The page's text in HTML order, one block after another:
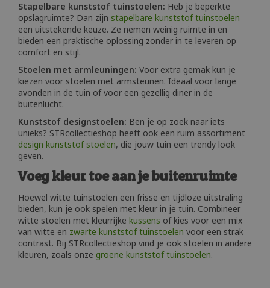
Stapelbare kunststof tuinstoelen: Heb je beperkte
opslagruimte? Dan zijn stapelbare kunststof tuinstoelen
een uitstekende keuze. Ze nemen weinig ruimte in en
bieden een praktische oplossing zonder in te leveren op
comfort en stijl.
Stoelen met armleuningen: Voor extra gemak kun je
kiezen voor stoelen met armsteunen. Ideaal voor lange
avonden in de tuin of voor een gezellig diner in de
buitenlucht.
Kunststof designstoelen: Ben je op zoek naar iets
unieks? STRcollectieshop heeft ook een ruim assortiment
design kunststof stoelen, die jouw tuin een trendy look
geven.
Voeg kleur toe aan je buitenruimte
Hoewel witte tuinstoelen een frisse en tijdloze uitstraling
bieden, kun je ook spelen met kleur in je tuin. Combineer
witte stoelen met kleurrijke kussens of kies voor een mix
van witte en zwarte kunststof tuinstoelen voor een strak
contrast. Bij STRcollectieshop vind je ook stoelen in andere
kleuren, zoals onze groene kunststof tuinstoelen.